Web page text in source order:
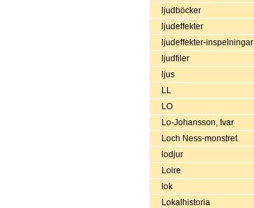
ljudböcker
ljudeffekter
ljudeffekter-inspelningar
ljudfiler
ljus
LL
LO
Lo-Johansson, Ivar
Loch Ness-monstret
lodjur
Loire
lok
Lokalhistoria